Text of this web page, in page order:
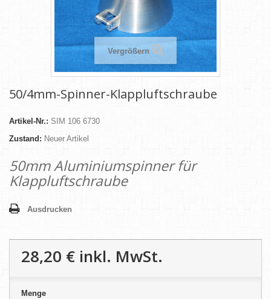
Vergrößern
50/4mm-Spinner-Klappluftschraube
Artikel-Nr.: SIM 106 6730
Zustand: Neuer Artikel
50mm Aluminiumspinner für
Klappluftschraube
Ausdrucken
28,20 € inkl. MwSt.
Menge